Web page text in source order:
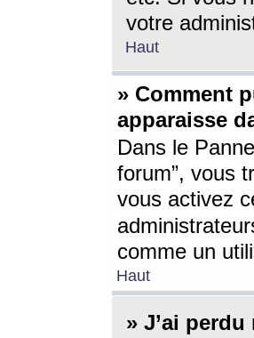
votre
Haut
» Comment
apparaisse
Dans le
forum”, vous
vous activez
comme un
Haut
» J’ai